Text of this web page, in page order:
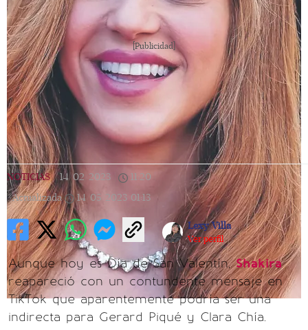
[Publicidad]
NOTICIAS | 14/02/2023 11:20
Actualizada
14/05/2023 01:13
Lexy Villa
Ver perfil
Aunque hoy es Día de San Valentín,Shakira
reapareció con un contundente mensaje en
TikTok que aparentemente podría ser una
indirecta para Gerard Piqué y Clara Chía.